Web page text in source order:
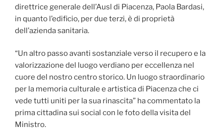
direttrice generale dell’Ausl di Piacenza, Paola Bardasi,
in quanto l’edificio, per due terzi, è di proprietà
dell’azienda sanitaria.
“Un altro passo avanti sostanziale verso il recupero e la
valorizzazione del luogo verdiano per eccellenza nel
cuore del nostro centro storico. Un luogo straordinario
per la memoria culturale e artistica di Piacenza che ci
vede tutti uniti per la sua rinascita” ha commentato la
prima cittadina sui social con le foto della visita del
Ministro.